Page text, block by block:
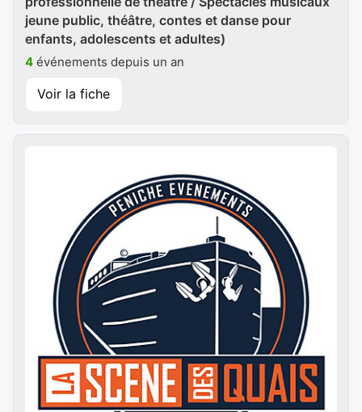
jeune public, théâtre, contes et danse pour
enfants, adolescents et adultes)
4 événements depuis un an
Voir la fiche